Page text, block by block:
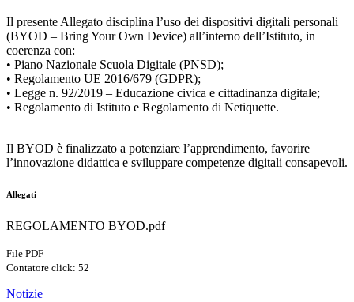
Il presente Allegato disciplina l’uso dei dispositivi digitali personali
(BYOD – Bring Your Own Device) all’interno dell’Istituto, in
coerenza con:
• Piano Nazionale Scuola Digitale (PNSD);
• Regolamento UE 2016/679 (GDPR);
• Legge n. 92/2019 – Educazione civica e cittadinanza digitale;
• Regolamento di Istituto e Regolamento di Netiquette.
Il BYOD è finalizzato a potenziare l’apprendimento, favorire
l’innovazione didattica e sviluppare competenze digitali consapevoli.
Allegati
REGOLAMENTO BYOD.pdf
File PDF
Contatore click: 52
Notizie